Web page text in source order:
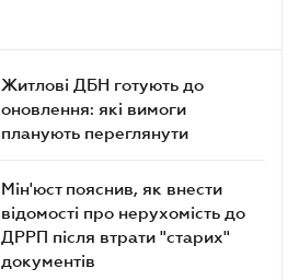
Житлові ДБН готують до
оновлення: які вимоги
планують переглянути
Мін'юст пояснив, як внести
відомості про нерухомість до
ДРРП після втрати "старих"
документів